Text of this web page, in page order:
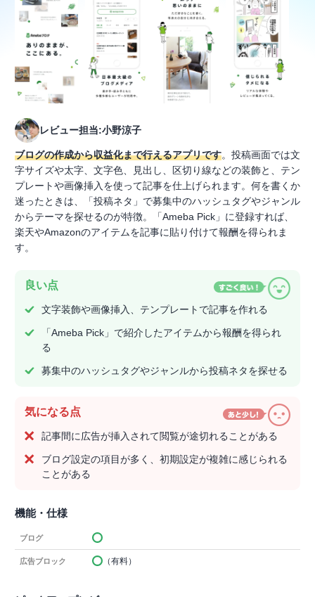
レビュー担当:小野涼子
ブログの作成から収益化まで行えるアプリです。投稿画面では文
字サイズや太字、文字色、見出し、区切り線などの装飾と、テン
プレートや画像挿入を使って記事を仕上げられます。何を書くか
迷ったときは、「投稿ネタ」で募集中のハッシュタグやジャンル
からテーマを探せるのが特徴。「Ameba Pick」に登録すれば、
楽天やAmazonのアイテムを記事に貼り付けて報酬を得られま
す。
良い点
文字装飾や画像挿入、テンプレートで記事を作れる
「Ameba Pick」で紹介したアイテムから報酬を得られ
る
募集中のハッシュタグやジャンルから投稿ネタを探せる
気になる点
記事間に広告が挿入されて閲覧が途切れることがある
ブログ設定の項目が多く、初期設定が複雑に感じられる
ことがある
機能・仕様
ブログ
広告ブロック （有料）